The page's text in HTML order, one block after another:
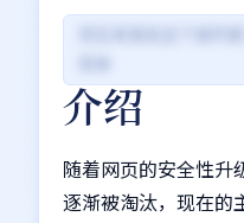
介绍
随着网页的安全性升
逐渐被淘汰，现在的